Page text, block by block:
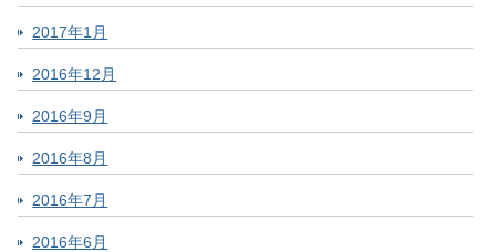
2017年1月
2016年12月
2016年9月
2016年8月
2016年7月
2016年6月